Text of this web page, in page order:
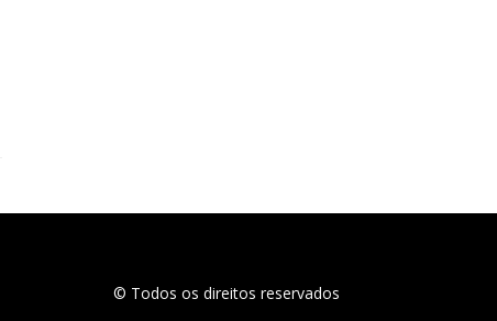
© Todos os direitos reservados